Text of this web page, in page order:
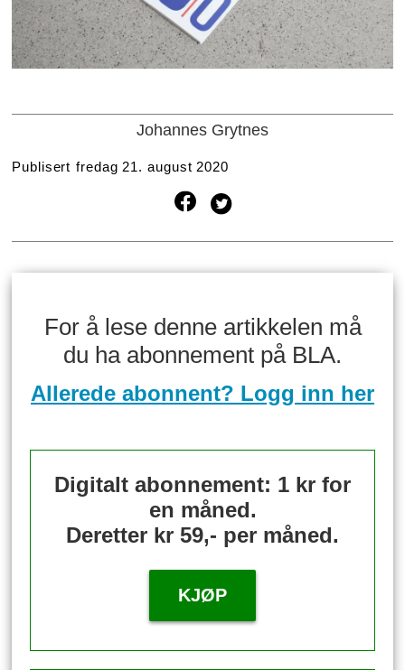
Johannes Grytnes
Publisert fredag 21. august 2020
For å lese denne artikkelen må
du ha abonnement på BLA.
Allerede abonnent? Logg inn her
Digitalt abonnement: 1 kr for
en måned.
Deretter kr 59,- per måned.
KJØP